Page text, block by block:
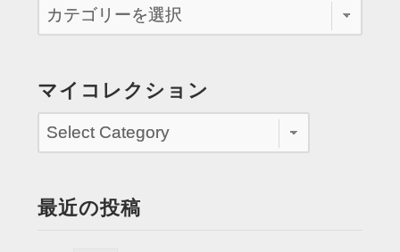
マイコレクション
最近の投稿